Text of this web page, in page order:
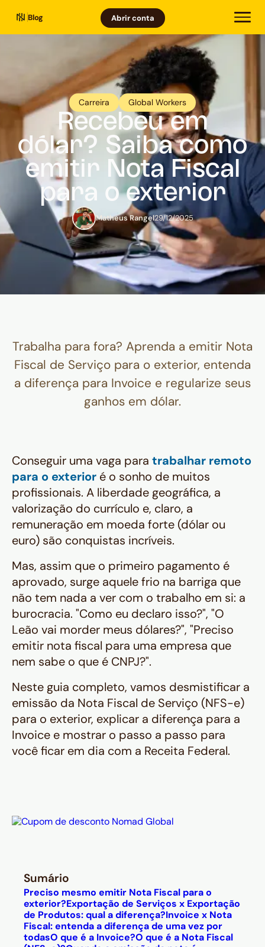
Blog Abrir conta
Carreira Global Workers
Recebeu em
dólar? Saiba como
emitir Nota Fiscal
para o exterior
Matheus Rangel29/12/2025
Trabalha para fora? Aprenda a emitir Nota
Fiscal de Serviço para o exterior, entenda
a diferença para Invoice e regularize seus
ganhos em dólar.
Conseguir uma vaga para trabalhar remoto
para o exterior é o sonho de muitos
profissionais. A liberdade geográfica, a
valorização do currículo e, claro, a
remuneração em moeda forte (dólar ou
euro) são conquistas incríveis.
Mas, assim que o primeiro pagamento é
aprovado, surge aquele frio na barriga que
não tem nada a ver com o trabalho em si: a
burocracia. "Como eu declaro isso?", "O
Leão vai morder meus dólares?", "Preciso
emitir nota fiscal para uma empresa que
nem sabe o que é CNPJ?".
Neste guia completo, vamos desmistificar a
emissão da Nota Fiscal de Serviço (NFS-e)
para o exterior, explicar a diferença para a
Invoice e mostrar o passo a passo para
você ficar em dia com a Receita Federal.
Sumário
Preciso mesmo emitir Nota Fiscal para o
exterior?Exportação de Serviços x Exportação
de Produtos: qual a diferença?Invoice x Nota
Fiscal: entenda a diferença de uma vez por
todasO que é a Invoice?O que é a Nota Fiscal